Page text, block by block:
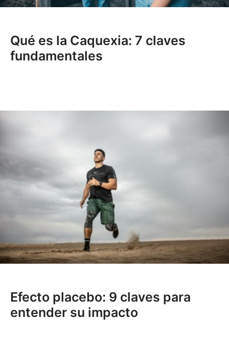
Qué es la Caquexia: 7 claves
fundamentales
Efecto placebo: 9 claves para
entender su impacto